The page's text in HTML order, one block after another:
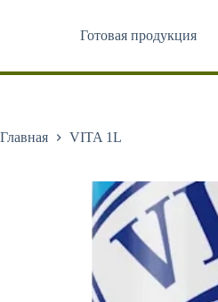
Готовая продукция
Главная VITA 1L